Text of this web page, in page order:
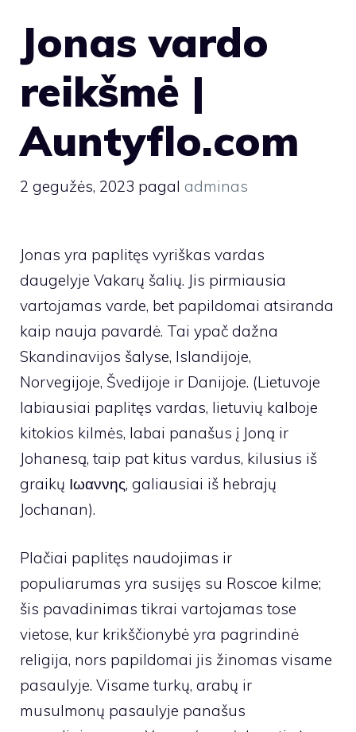
Jonas vardo
reikšmė |
Auntyflo.com
2 gegužės, 2023 pagal adminas
Jonas yra paplitęs vyriškas vardas
daugelyje Vakarų šalių. Jis pirmiausia
vartojamas varde, bet papildomai atsiranda
kaip nauja pavardė. Tai ypač dažna
Skandinavijos šalyse, Islandijoje,
Norvegijoje, Švedijoje ir Danijoje. (Lietuvoje
labiausiai paplitęs vardas, lietuvių kalboje
kitokios kilmės, labai panašus į Joną ir
Johanesą, taip pat kitus vardus, kilusius iš
graikų Ιωαννης, galiausiai iš hebrajų
Jochanan).
Plačiai paplitęs naudojimas ir
populiarumas yra susijęs su Roscoe kilme;
šis pavadinimas tikrai vartojamas tose
vietose, kur krikščionybė yra pagrindinė
religija, nors papildomai jis žinomas visame
pasaulyje. Visame turkų, arabų ir
musulmonų pasaulyje panašus